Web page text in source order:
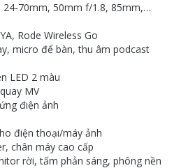
70mm, 50mm f/1.8, 85mm,…
Rode Wireless Go
micro để bàn, thu âm podcast
LED 2 màu
MV
điện ảnh
điện thoại/máy ảnh
chân máy cao cấp
rời, tấm phản sáng, phông nền